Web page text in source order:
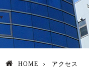
HOME アクセス